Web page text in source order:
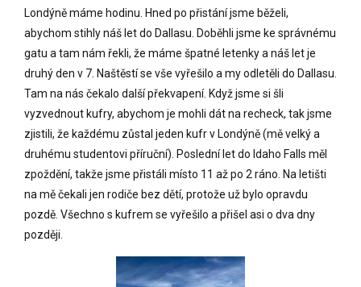
Londýně máme hodinu. Hned po přistání jsme běželi,
abychom stihly náš let do Dallasu. Doběhli jsme ke správnému
gatu a tam nám řekli, že máme špatné letenky a náš let je
druhý den v 7. Naštěstí se vše vyřešilo a my odletěli do Dallasu.
Tam na nás čekalo další překvapení. Když jsme si šli
vyzvednout kufry, abychom je mohli dát na recheck, tak jsme
zjistili, že každému zůstal jeden kufr v Londýně (mě velký a
druhému studentovi příruční). Poslední let do Idaho Falls měl
zpoždění, takže jsme přistáli místo 11 až po 2 ráno. Na letišti
na mě čekali jen rodiče bez dětí, protože už bylo opravdu
pozdě. Všechno s kufrem se vyřešilo a přišel asi o dva dny
později.